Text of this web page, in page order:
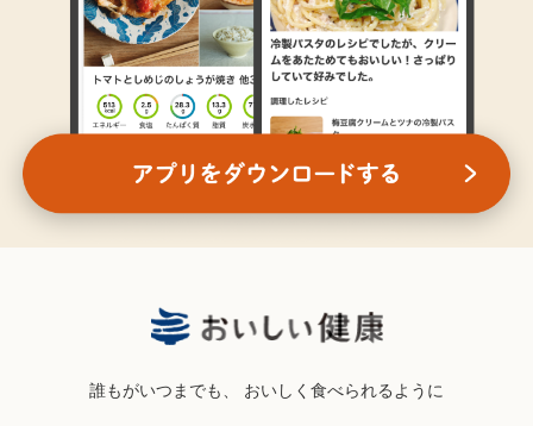
誰もがいつまでも、 おいしく食べられるように